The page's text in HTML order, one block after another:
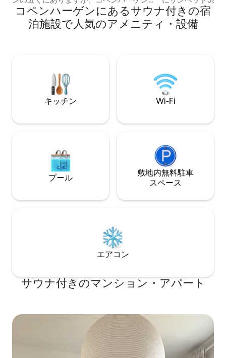
の北にある水やその他の美味しい楽園か
らも近い距離にあります。宿泊施設から
700mの場所にある公共交通機関で、コペ
ム、120インチスクリーンとドルビーアト
モスサウンドを備えた独立したホームシ
アター、さらにサウナなど、快適に過ご
えた屋外キッチン
外シャワー付きの
とジム付きの別
ンがあります。駐
1.5 km。中心街まで20分。
ケット、トランポ
ー。
コペンハーゲンにあるサウナ付きの宿
泊施設で人気のアメニティ・設備
キッチン Wi-Fi
プール
敷地内無料駐⁠車
ス⁠ペ⁠ー⁠ス
エアコン
サウナ付きのマンション・アパート